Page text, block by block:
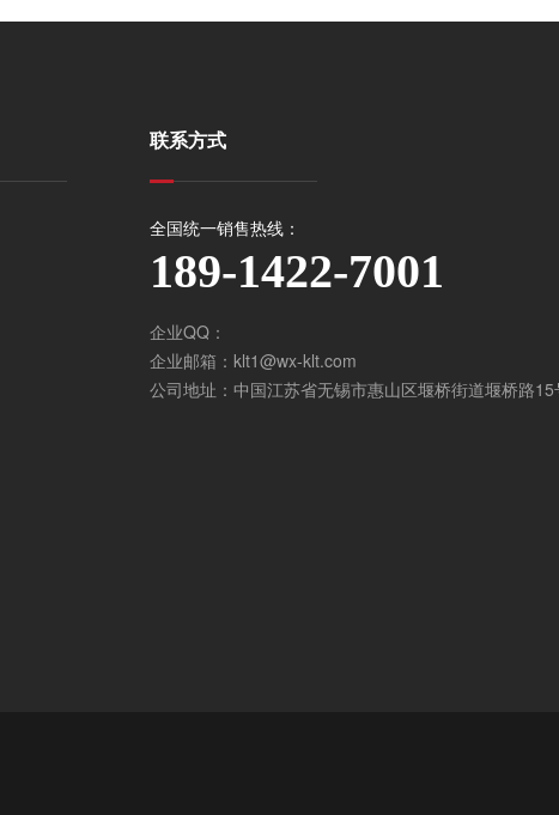
冷热压一体机
联系方式
全国统一销售热线：
189-1422-7001
企业QQ：
企业邮箱：klt1@wx-klt.com
公司地址：中国江苏省无锡市惠山区堰桥街道堰桥路15